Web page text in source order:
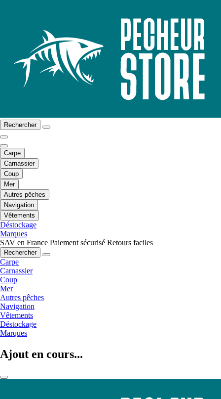
Rechercher
Carpe
Carnassier
Coup
Mer
Autres pêches
Navigation
Vêtements
Déstockage
Marques
SAV en France Paiement sécurisé Retours faciles
Rechercher
Carpe
Carnassier
Coup
Mer
Autres pêches
Navigation
Vêtements
Déstockage
Marques
Ajout en cours...